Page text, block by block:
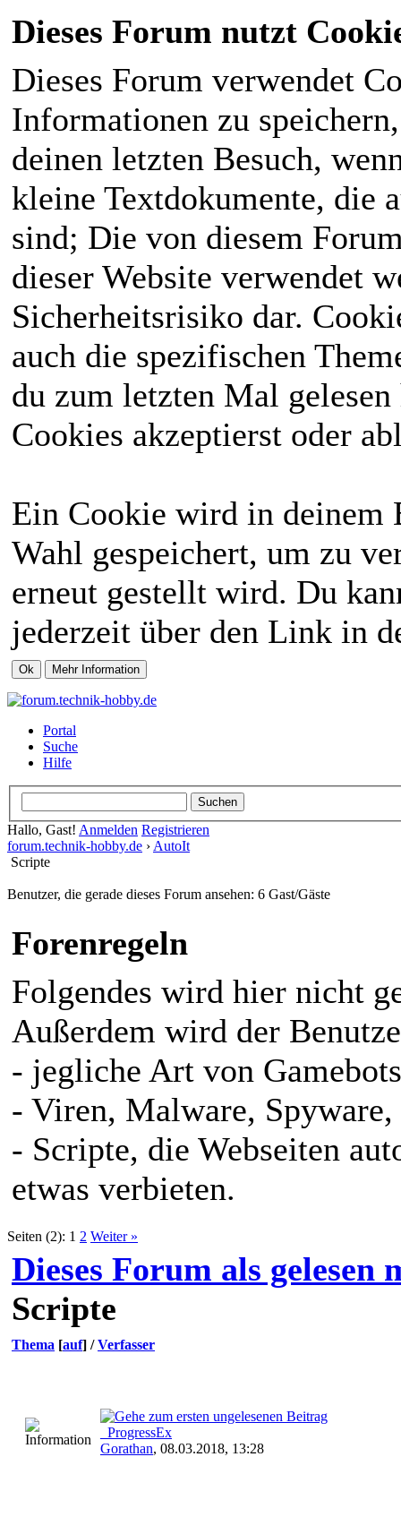
Dieses Forum nutzt
Dieses Forum verwendet
Informationen zu
deinen letzten Besuch,
kleine Textdokumente, die
sind; Die von diesem
dieser Website verwendet
Sicherheitsrisiko dar.
auch die spezifischen
du zum letzten Mal
Cookies akzeptierst oder
Ein Cookie wird in deinem
Wahl gespeichert, um zu
erneut gestellt wird. Du
jederzeit über den Link in
Portal
Suche
Hilfe
Hallo, Gast! Anmelden Registrieren
forum.technik-hobby.de › AutoIt
Scripte
Benutzer, die gerade dieses Forum ansehen: 6 Gast/Gäste
Forenregeln
Folgendes wird hier nicht
Außerdem wird der
- jegliche Art von
- Viren, Malware,
- Scripte, die Webseiten
etwas verbieten.
Seiten (2): 1 2 Weiter »
Dieses Forum als gelesen
Scripte
Thema [auf] /Verfasser
_ProgressEx
Gorathan, 08.03.2018, 13:28